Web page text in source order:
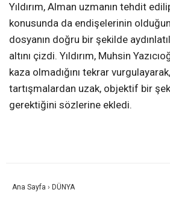
Yıldırım, Alman uzmanın tehdit
konusunda da endişelerinin
dosyanın doğru bir şekilde
altını çizdi. Yıldırım, Muhsin
kaza olmadığını tekrar
tartışmalardan uzak, objektif bir
gerektiğini sözlerine ekledi.
Ana Sayfa › DÜNYA